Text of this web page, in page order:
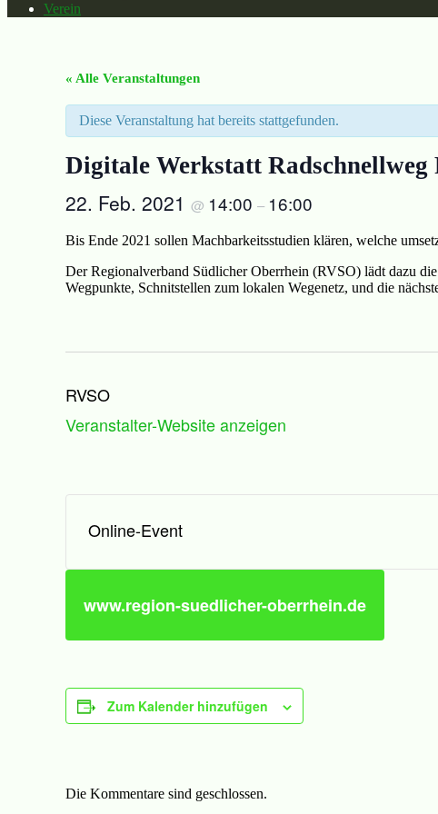
Verein
« Alle Veranstaltungen
Diese Veranstaltung hat bereits stattgefunden.
Digitale Werkstatt
22. Feb. 2021 @ 14:00 – 16:00
Bis Ende 2021 sollen Machbarkeitsstudien klären, welche
Der Regionalverband Südlicher Oberrhein (RVSO) lädt dazu
Wegpunkte, Schnitstellen zum lokalen Wegenetz, und die
RVSO
Veranstalter-Website anzeigen
Online-Event
www.region-suedlicher-oberrhein.de
Zum Kalender hinzufügen
Die Kommentare sind geschlossen.